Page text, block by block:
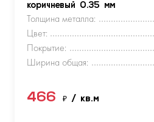
коричневый 0.35 мм
Толщина металла:
Цвет:
Покрытие:
Ширина общая:
466 ₽ / кв.м